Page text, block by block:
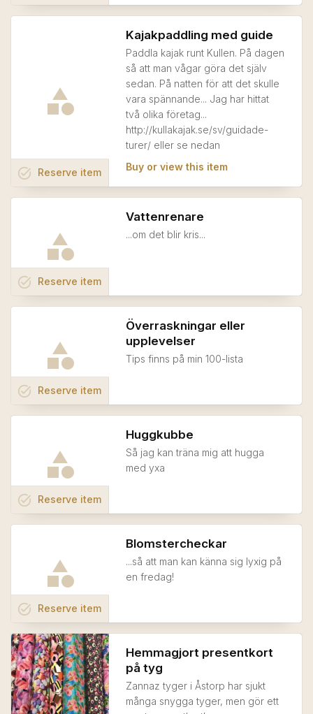
Kajakpaddling med guide
Paddla kajak runt Kullen. På dagen
så att man vågar göra det själv
sedan. På natten för att det skulle
vara spännande... Jag har hittat
två olika företag...
http://kullakajak.se/sv/guidade-
turer/ eller se nedan
Buy or view this item
task_alt Reserve item
Vattenrenare
...om det blir kris...
task_alt Reserve item
Överraskningar eller
upplevelser
Tips finns på min 100-lista
task_alt Reserve item
Huggkubbe
Så jag kan träna mig att hugga
med yxa
task_alt Reserve item
Blomstercheckar
...så att man kan känna sig lyxig på
en fredag!
task_alt Reserve item
Hemmagjort presentkort
på tyg
Zannaz tyger i Åstorp har sjukt
många snygga tyger, men gör ett